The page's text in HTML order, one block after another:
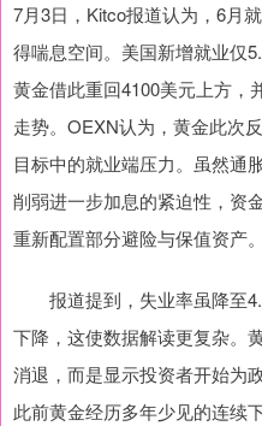
7月3日，Kitco报道认为，6月
得喘息空间。美国新增就业仅
黄金借此重回4100美元上方，
走势。OEXN认为，黄金此次
目标中的就业端压力。虽然通
削弱进一步加息的紧迫性，资
重新配置部分避险与保值资产。
报道提到，失业率虽降至
下降，这使数据解读更复杂。
消退，而是显示投资者开始为
此前黄金经历多年少见的连续